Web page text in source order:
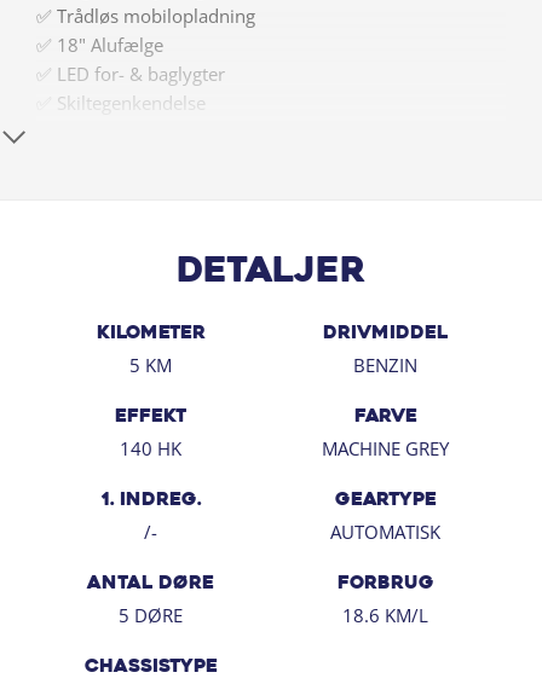
✅ Trådløs mobilopladning
✅ 18" Alufælge
✅ LED for- & baglygter
✅ Skiltegenkendelse
Fragus GoSafe-garanti. Den dækker i hele Europa, har
ingen selvrisiko og giver dig ro i maven – uanset bilens
Kontakt os og hør, hvilken garanti der passer bedst til
✔️ Sælger alle vores brugte biler online. Bilen leveres
Detaljer
KILOMETER
5 KM
DRIVMIDDEL
BENZIN
EFFEKT
140 HK
FARVE
MACHINE GREY
1. INDREG.
/-
GEARTYPE
AUTOMATISK
ANTAL DØRE
5 DØRE
FORBRUG
18.6 KM/L
CHASSISTYPE